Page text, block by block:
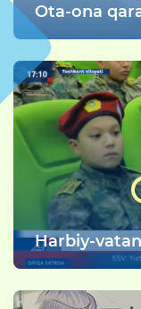
Оta-ona
bolalarning
Harbiy-
uch avlod